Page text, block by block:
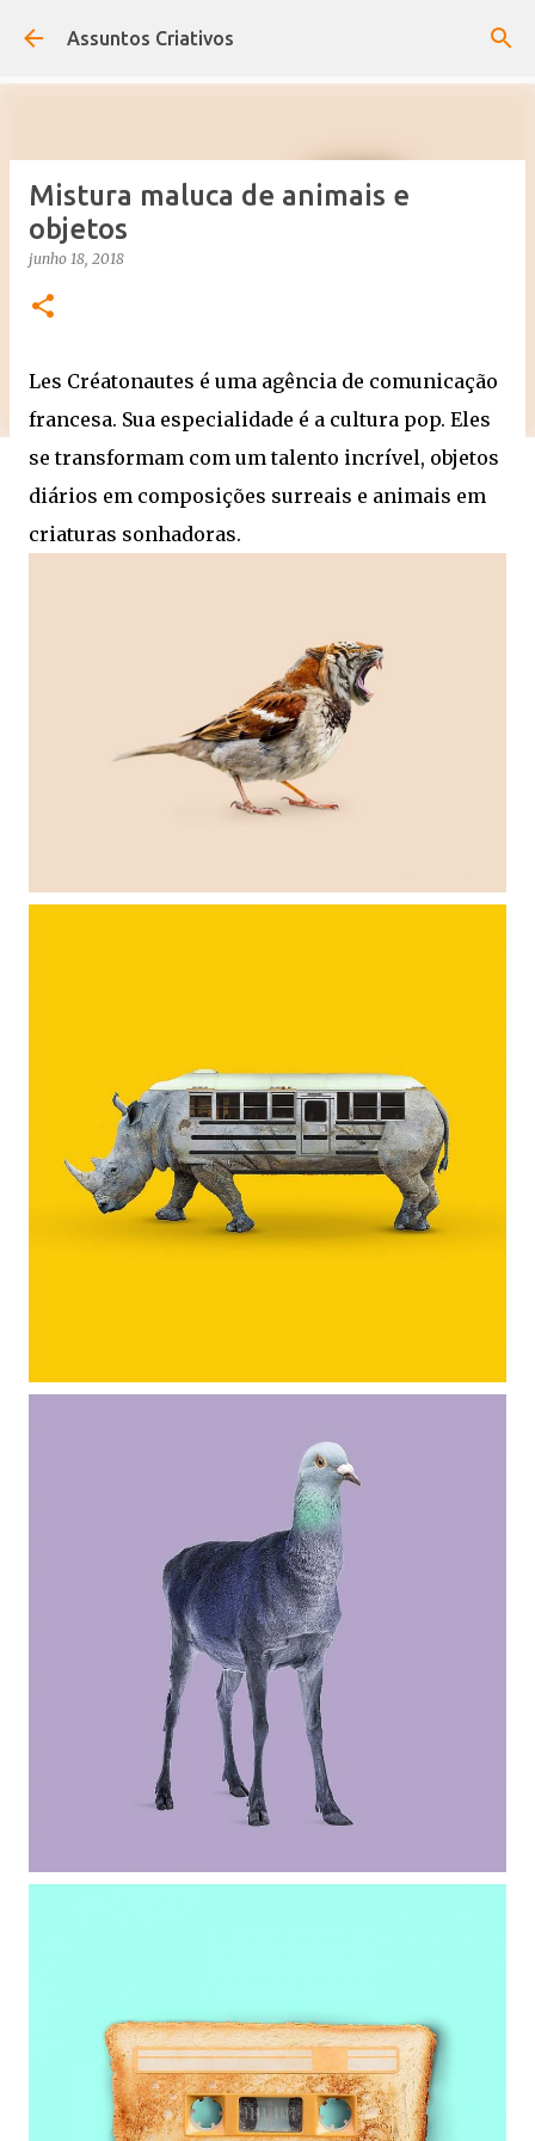
Pular para o conteúdo principal
Assuntos Criativos
Mistura maluca de animais e
objetos
junho 18, 2018
Les Créatonautes é uma agência de comunicação
francesa. Sua especialidade é a cultura pop. Eles
se transformam com um talento incrível, objetos
diários em composições surreais e animais em
criaturas sonhadoras.